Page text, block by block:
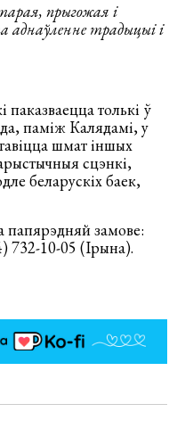
прыгожая і
аднаўленне традыцыі і
паказваецца толькі ў
паміж Калядамі, у
шмат іншых
сцэнкі,
беларускіх баек,
папярэдняй замове:
732-10-05 (Ірына).